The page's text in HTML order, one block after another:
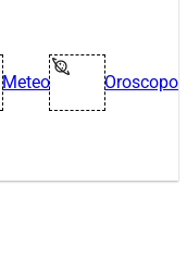
Meteo Oroscopo